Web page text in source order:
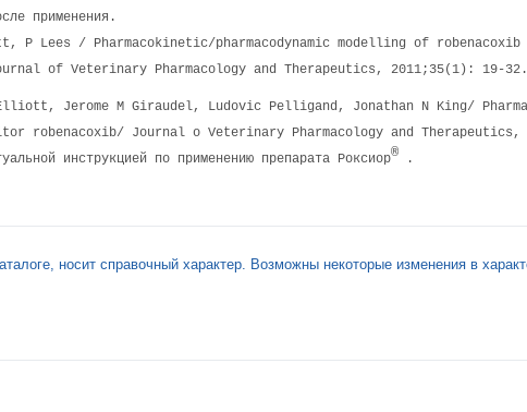
применения.
Lees / Pharmacokinetic/pharmacodynamic modelling of
of Veterinary Pharmacology and Therapeutics, 2011;35(1): 19-32.
Jerome M Giraudel, Ludovic Pelligand, Jonathan N King/
Journal o Veterinary Pharmacology and Therapeutics,
инструкцией по применению препарата Роксиор® .
носит справочный характер. Возможны некоторые изменения в